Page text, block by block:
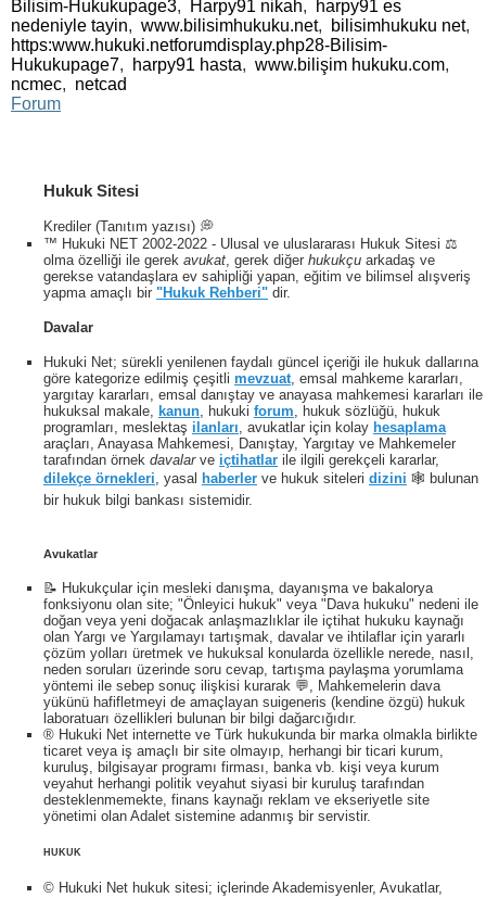
Bilisim-Hukukupage3, Harpy91 nikah,
harpy91 es
nedeniyle tayin, www.bilisimhukuku.net, bilisimhukuku net,
https:www.hukuki.netforumdisplay.php28-Bilisim-
Hukukupage7, harpy91 hasta, www.bilişim hukuku.com,
ncmec, netcad
Forum
Hukuk Sitesi
Krediler (Tanıtım yazısı) 💭
™ Hukuki NET 2002-2022 - Ulusal ve uluslararası Hukuk Sitesi ⚖️
olma özelliği ile gerek avukat , gerek diğer hukukçu arkadaş ve
gerekse vatandaşlara ev sahipliği yapan, eğitim ve bilimsel alışveriş
yapma amaçlı bir "Hukuk Rehberi" dir.
Davalar
Hukuki Net; sürekli yenilenen faydalı güncel içeriği ile hukuk dallarına
göre kategorize edilmiş çeşitli mevzuat, emsal mahkeme kararları,
yargıtay kararları, emsal danıştay ve anayasa mahkemesi kararları ile
hukuksal makale, kanun, hukuki forum, hukuk sözlüğü, hukuk
programları, meslektaş ilanları, avukatlar için kolay hesaplama
araçları, Anayasa Mahkemesi, Danıştay, Yargıtay ve Mahkemeler
tarafından örnek davalarve içtihatlar ile ilgili gerekçeli kararlar,
dilekçe örnekleri, yasal haberler ve hukuk siteleri dizini 🕸 bulunan
bir hukuk bilgi bankası sistemidir.
Avukatlar
📝 Hukukçular için mesleki danışma, dayanışma ve bakalorya
fonksiyonu olan site; "Önleyici hukuk" veya "Dava hukuku" nedeni ile
doğan veya yeni doğacak anlaşmazlıklar ile içtihat hukuku kaynağı
olan Yargı ve Yargılamayı tartışmak, davalar ve ihtilaflar için yararlı
çözüm yolları üretmek ve hukuksal konularda özellikle nerede, nasıl,
neden soruları üzerinde soru cevap, tartışma paylaşma yorumlama
yöntemi ile sebep sonuç ilişkisi kurarak 💬, Mahkemelerin dava
yükünü hafifletmeyi de amaçlayan suigeneris (kendine özgü) hukuk
laboratuarı özellikleri bulunan bir bilgi dağarcığıdır.
® Hukuki Net internette ve Türk hukukunda bir marka olmakla birlikte
ticaret veya iş amaçlı bir site olmayıp, herhangi bir ticari kurum,
kuruluş, bilgisayar programı firması, banka vb. kişi veya kurum
veyahut herhangi politik veyahut siyasi bir kuruluş tarafından
desteklenmemekte, finans kaynağı reklam ve ekseriyetle site
yönetimi olan Adalet sistemine adanmış bir servistir.
HUKUK
© Hukuki Net hukuk sitesi; içlerinde Akademisyenler, Avukatlar,